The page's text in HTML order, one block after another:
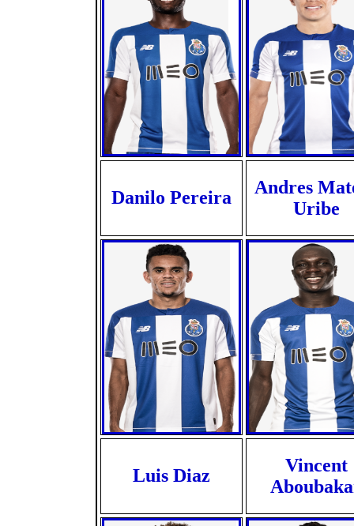
Danilo Pereira
Andres
Uribe
Luis Diaz
Vincent